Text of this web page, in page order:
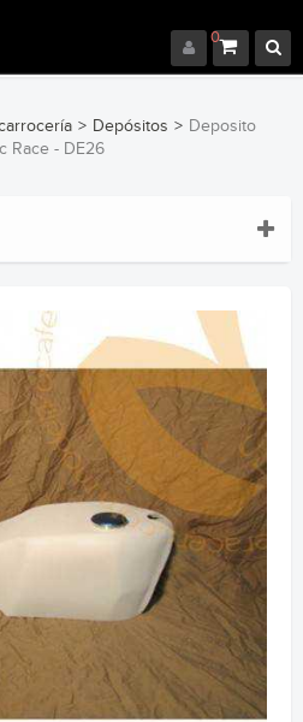
0
> Depósitos > Deposito
Race - DE26